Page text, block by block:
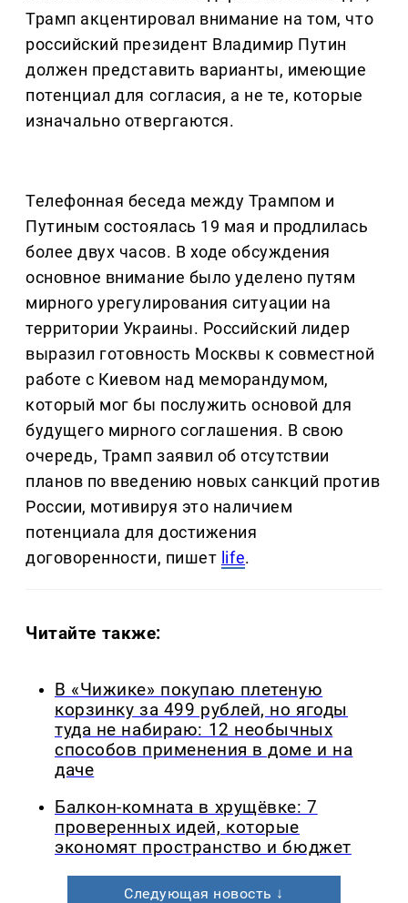
Трамп акцентировал внимание на том, что
российский президент Владимир Путин
должен представить варианты, имеющие
потенциал для согласия, а не те, которые
изначально отвергаются.
Телефонная беседа между Трампом и
Путиным состоялась 19 мая и продлилась
более двух часов. В ходе обсуждения
основное внимание было уделено путям
мирного урегулирования ситуации на
территории Украины. Российский лидер
выразил готовность Москвы к совместной
работе с Киевом над меморандумом,
который мог бы послужить основой для
будущего мирного соглашения. В свою
очередь, Трамп заявил об отсутствии
планов по введению новых санкций против
России, мотивируя это наличием
потенциала для достижения
договоренности, пишет life.
Читайте также:
В «Чижике» покупаю плетеную
корзинку за 499 рублей, но ягоды
туда не набираю: 12 необычных
способов применения в доме и на
даче
Балкон-комната в хрущёвке: 7
проверенных идей, которые
экономят пространство и бюджет
Следующая новость ↓